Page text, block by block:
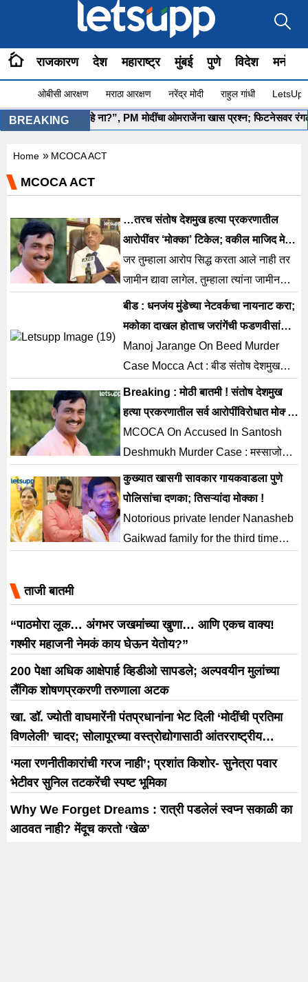
राजकारण देश महाराष्ट्र मुंबई पुणे विदेश
ओबीसी आरक्षण मराठा आरक्षण नरेंद्र मोदी राहुल गांधी
BREAKING
• ”योग सुरू आहे ना?”, PM मोदींचा ओमराजेंना खास प्रश्न; फिटनेसवर रंगली
Home » MCOCA ACT
MCOCA ACT
…तरच संतोष देशमुख हत्या प्रकरणातील
आरोपींवर ‘मोक्का’ टिकेल; वकील माजिद मेमन
काय म्हणाले?
जर तुम्हाला आरोप सिद्ध करता आले नाही तर
जामीन द्यावा लागेल. तुम्हाला त्यांना जामीन
द्यायचा नाही, म्हणून जर तुम्ही मोक्का लावला
असाल
बीड : धनजंय मुंडेच्या नेटवर्कचा नायनाट करा;
मकोका दाखल होताच जरांगेंची फडणवीसांकडे
मोठी मागणी
Manoj Jarange On Beed Murder
Case Mocca Act : बीड संतोष देशमुख
हत्या प्रकरणातील सर्व आरोपींवर मोक्का
लावण्यात आला आहे. संतोष देशमुख
(Santosh Deshmukh) हत्याप्रकरणी ७
आरोपींवर मोक्का लावण्यात आला आहे. त्यावर
मराठा आंदोलक मनोज जरांगे (Manoj
Jarange) यांनी प्रतिक्रिया दिली आहे.
यावेळी जरांगेंनी फडणवीसांकडे राज्यात
धनंजय मुंडेने पसरवलेले गुंडगिरीच्या नेटवर्कचा
नायना करण्याची मागणी केली […]
Breaking : मोठी बातमी ! संतोष देशमुख
हत्या प्रकरणातील सर्व आरोपींविरोधात मोक्का
दाखल
MCOCA On Accused In Santosh
Deshmukh Murder Case : मस्साजोगचे
संरपंच संतोष देशमुख हत्या प्रकरणात अखेर
सात आरोपींविरोधात मोक्का दाखल करण्यात
आला आहे. सुदर्शन घुले, सुधीर सांगळे, विष्णू
चाटे, प्रतिक घुले, महेश केदार, कृष्णा आंधळे,
सिद्धार्थ सोनावणे या सात जणांविरोधात मोक्का
कुख्यात खासगी सावकार गायकवाडला पुणे
पोलिसांचा दणका; तिसऱ्यांदा मोक्का !
Notorious private lender Nanasheb
Gaikwad family for the third time
उपाययोजना करण्यात येत आहे. खासगी
सावकारी करताना अनेक गुन्हे करणाऱ्या
नानासाहेब उर्फ भाऊ शंकरराव गायकवाड (वय
73) याच्यासह त्याची पत्नी, मुलगा यांच्यावर
पुणे पोलिसांनी (Pune police) मोक्कानुसार
कारवाई (MCOCA […]
ताजी बातमी
“पाठमोरा लूक… अंगभर जखमांच्या खुणा… आणि एकच वाक्य!
गश्मीर महाजनी नेमकं काय घेऊन येतोय?”
200 पेक्षा अधिक आक्षेपार्ह व्हिडीओ सापडले; अल्पवयीन मुलांच्या
लैंगिक शोषणप्रकरणी तरुणाला अटक
खा. डॉ. ज्योती वाघमारेंनी पंतप्रधानांना भेट दिली ‘मोदींची प्रतिमा
विणलेली’ चादर; सोलापूरच्या वस्त्रोद्योगासाठी आंतरराष्ट्रीय
धोरणाची मागणी
‘मला रणनीतीकारांची गरज नाही’; प्रशांत किशोर- सुनेत्रा पवार
भेटीवर सुनिल तटकरेंची स्पष्ट भूमिका
Why We Forget Dreams : रात्री पडलेलं स्वप्न सकाळी का
आठवत नाही? मेंदूच करतो ‘खेळ’